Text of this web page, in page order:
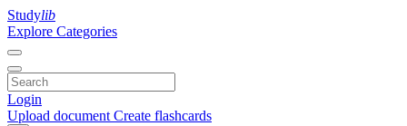
Studylib
Explore Categories
Login
Upload document Create flashcards